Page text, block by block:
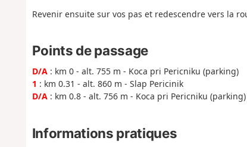
Revenir ensuite sur vos pas et redescendre vers la
Points de passage
D/A: km 0 - alt. 755 m - Koca pri Pericniku (parking)
1 : km 0.31 - alt. 860 m - Slap Pericinik
D/A: km 0.8 - alt. 756 m - Koca pri Pericniku (parking)
Informations pratiques